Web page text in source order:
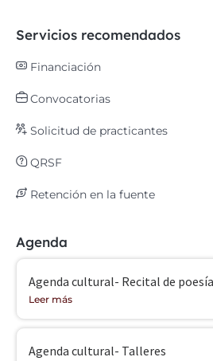
Servicios recomendados
Financiación
Convocatorias
Solicitud de practicantes
QRSF
Retención en la fuente
Agenda
Agenda cultural- Recital de poesía
Leer más
Agenda cultural- Talleres